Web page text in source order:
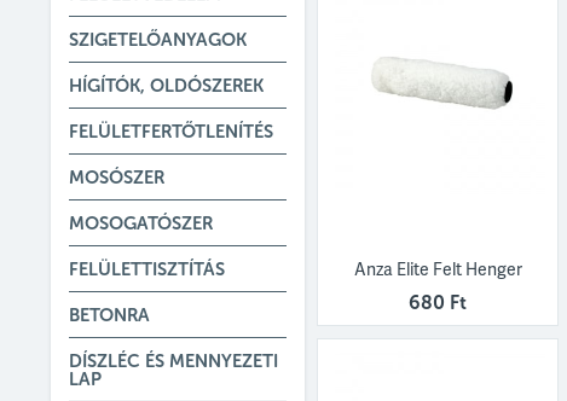
SZIGETELŐANYAGOK
HÍGÍTÓK, OLDÓSZEREK
FELÜLETFERTŐTLENÍTÉS
MOSÓSZER
MOSOGATÓSZER
FELÜLETTISZTÍTÁS
BETONRA
DÍSZLÉC ÉS MENNYEZETI
LAP
Anza Elite Felt Henger
680 Ft